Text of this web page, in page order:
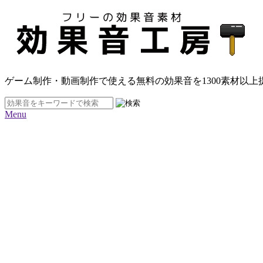
ゲーム制作・動画制作で使える無料の効果音を1300素材以上
Menu